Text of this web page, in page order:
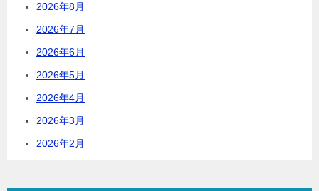
2026年8月
2026年7月
2026年6月
2026年5月
2026年4月
2026年3月
2026年2月